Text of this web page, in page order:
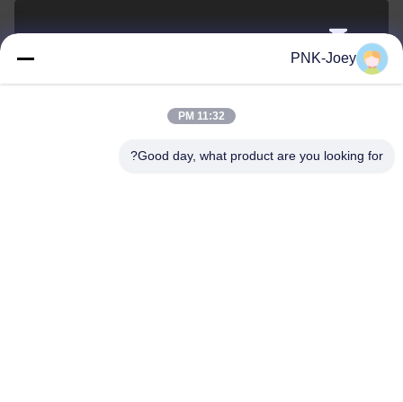
البريد
xianzhihao@gzxingchao.info
008613580404923
PNK-Joey
11:32 PM
Good day, what product are you looking for?